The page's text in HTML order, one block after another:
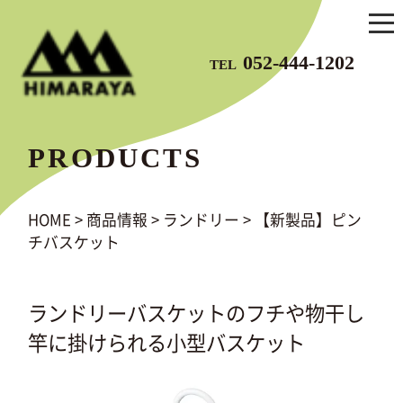
TEL 052-444-1202
PRODUCTS
HOME > 商品情報 > ランドリー >
【新製品】ピン
チバスケット
ランドリーバスケットのフチや物干し
竿に掛けられる小型バスケット